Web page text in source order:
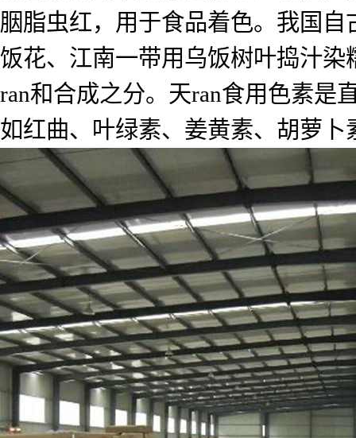
胭脂虫红，用于食品着色。我国
饭花、江南一带用乌饭树叶捣汁
ran和合成之分。天ran食用色素是
如红曲、叶绿素、姜黄素、胡萝